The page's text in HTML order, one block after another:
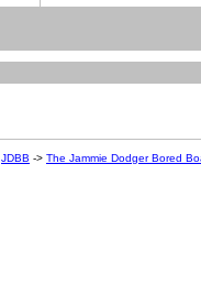
JDBB -> The Jammie Dodger Bored